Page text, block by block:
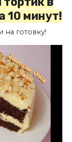
10 минут!
на готовку!